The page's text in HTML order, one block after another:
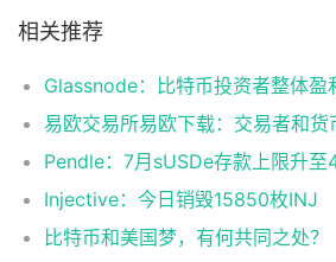
相关推荐
Pendle：7月sUSDe存款上限升至
Injective：今日销毁15850枚INJ
比特币和美国梦，有何共同之处？